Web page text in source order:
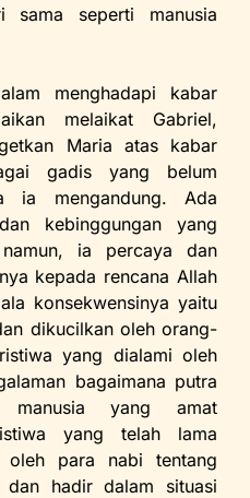
sama seperti manusia
menghadapi kabar
melaikat Gabriel,
Maria atas kabar
gadis yang belum
ia mengandung. Ada
kebinggungan yang
ia percaya dan
kepada rencana Allah
konsekwensinya yaitu
dikucilkan oleh orang-
yang dialami oleh
bagaimana putra
yang amat
yang telah lama
para nabi tentang
dan hadir dalam situasi